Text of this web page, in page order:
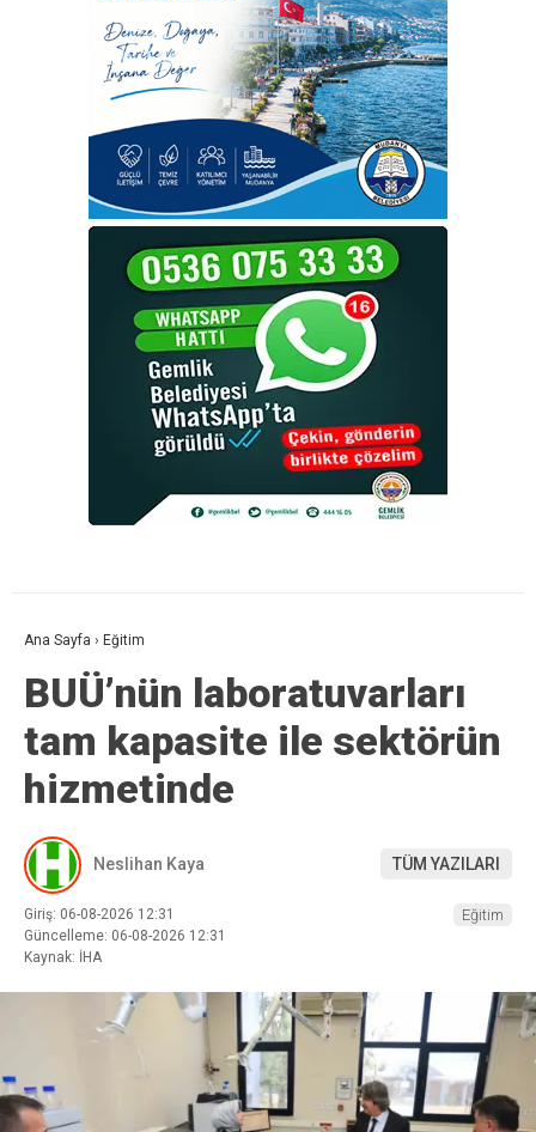
Ana Sayfa › Eğitim
BUÜ’nün laboratuvarları
tam kapasite ile sektörün
hizmetinde
Neslihan Kaya TÜM YAZILARI
Giriş: 06-08-2026 12:31
Güncelleme: 06-08-2026 12:31
Kaynak: İHA
Eğitim